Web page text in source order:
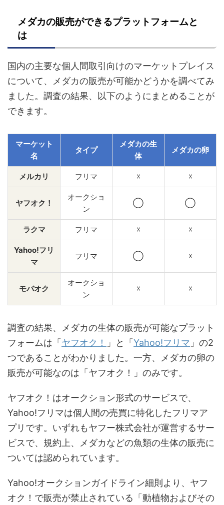
メダカの販売ができるプラットフォームと
は
国内の主要な個人間取引向けのマーケットプレイス
について、メダカの販売が可能かどうかを調べてみ
ました。調査の結果、以下のようにまとめることが
できます。
マーケット
名
タイプ
メダカの生
体
メダカの卵
メルカリ フリマ ☓ ☓
ヤフオク！
オークショ
ン
◯ ◯
ラクマ フリマ ☓ ☓
Yahoo!フリ
マ
フリマ ◯ ☓
モバオク
オークショ
ン
☓ ☓
調査の結果、メダカの生体の販売が可能なプラット
フォームは「ヤフオク！ 」と「Yahoo!フリマ 」の2
つであることがわかりました。一方、メダカの卵の
販売が可能なのは「ヤフオク！」のみです。
ヤフオク！はオークション形式のサービスで、
Yahoo!フリマは個人間の売買に特化したフリマア
プリです。いずれもヤフー株式会社が運営するサー
ビスで、規約上、メダカなどの魚類の生体の販売に
ついては認められています。
Yahoo!オークションガイドライン細則より、ヤフ
オク！で販売が禁止されている「動植物およびその